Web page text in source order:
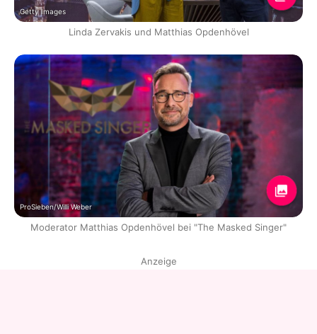
Getty Images
Linda Zervakis und Matthias Opdenhövel
ProSieben/Willi Weber
Moderator Matthias Opdenhövel bei "The Masked Singer"
Anzeige